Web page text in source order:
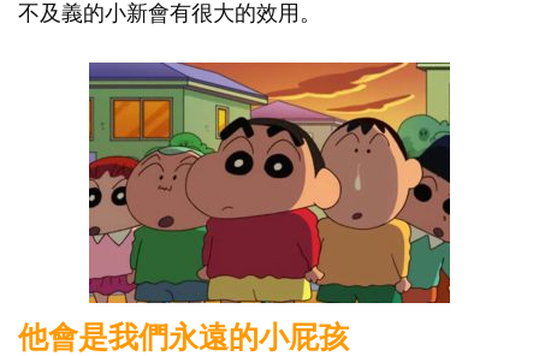
不及義的小新會有很大的效用。
他會是我們永遠的小屁孩